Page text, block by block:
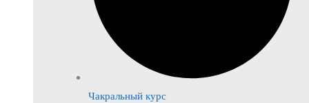
Чакральный курс